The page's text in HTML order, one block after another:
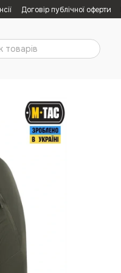
Договір публічної оферти